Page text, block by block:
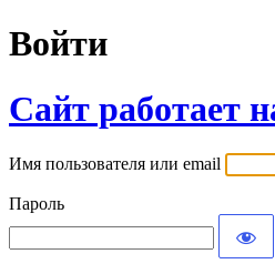
Войти
Сайт работает
Имя пользователя или email
Пароль